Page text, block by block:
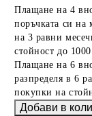
Плащане на 4
поръчката си на
на 3 равни
стойност до
Плащане на 6
разпределя в 6
покупки на